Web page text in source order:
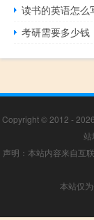
读书的英语怎么
考研需要多少钱
Copyright © 2012 - 2026
站
声明：本站内容来自互
本站仅